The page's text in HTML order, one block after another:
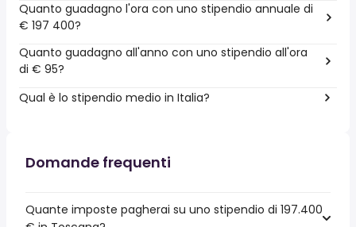
Quanto guadagno l'ora con uno stipendio annuale di
€ 197 400?
Quanto guadagno all'anno con uno stipendio all'ora
di € 95?
Qual è lo stipendio medio in Italia?
Domande frequenti
Quante imposte pagherai su uno stipendio di 197.400